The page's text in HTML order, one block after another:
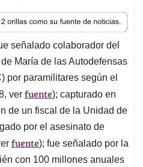
r
e
a
d
s
señalado colaborador del
María de las Autodefensas
por paramilitares según el
ver fuente); capturado en
de un fiscal de la Unidad de
por el asesinato de
fuente); fue señalado por la
con 100 millones anuales